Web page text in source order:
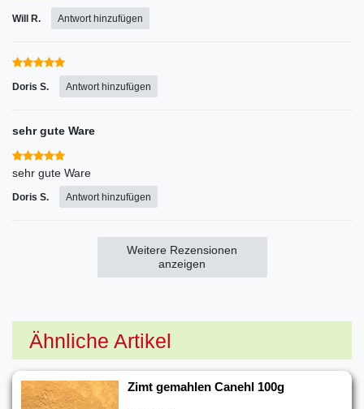
Will R. Antwort hinzufügen
Doris S. Antwort hinzufügen
sehr gute Ware
sehr gute Ware
Doris S. Antwort hinzufügen
Weitere Rezensionen
anzeigen
Ähnliche Artikel
Zimt gemahlen Canehl 100g